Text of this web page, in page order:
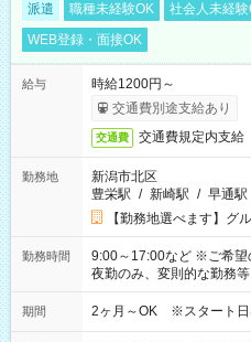
派遣 職種未経験OK 社会人未経験
WEB登録・面接OK
給与
時給1200円～
交通費別途支給あり
交通費 交通費規定内支給
勤務地
新潟市北区
豊栄駅 / 新崎駅 / 早通駅
【勤務地選べます】グ
勤務時間
9:00～17:00など ※ご希望の時間帯をご相談ください。 ※日勤、
夜勤のみ、変則的な勤務等
期間 2ヶ月～OK ※スタート日